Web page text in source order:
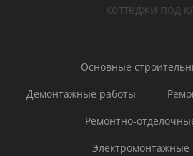
коттеджи под
Основные
Демонтажные работы
Ремонтно-
Электромонтажные